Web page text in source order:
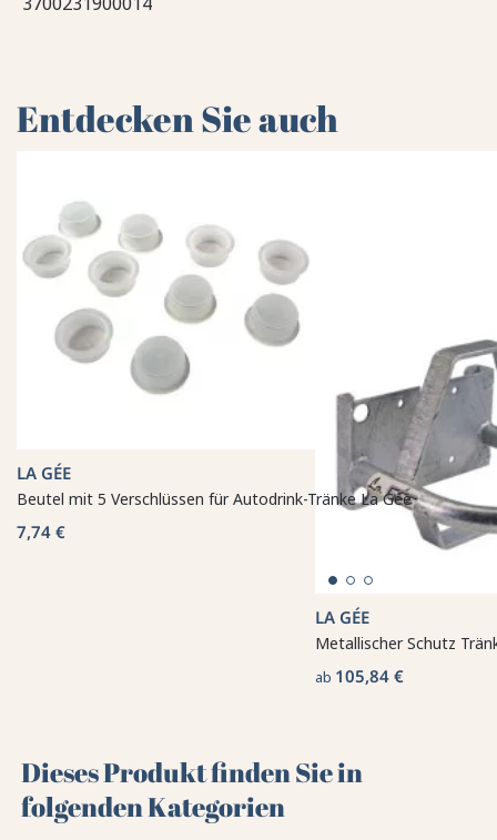
Entdecken Sie auch
LA GÉE
Beutel mit 5 Verschlüssen für Autodrink-Tränke La Gée
7,74 €
LA GÉE
Metallischer Schutz
ab 105,84 €
Dieses Produkt finden Sie in
folgenden Kategorien